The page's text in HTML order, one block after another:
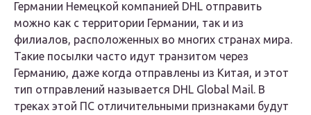
Германии Немецкой компанией DHL отправить
можно как с территории Германии, так и из
филиалов, расположенных во многих странах мира.
Такие посылки часто идут транзитом через
Германию, даже когда отправлены из Китая, и этот
тип отправлений называется DHL Global Mail. В
треках этой ПС отличительными признаками будут